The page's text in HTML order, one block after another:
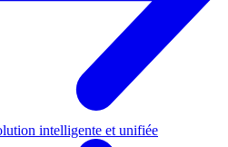
intelligente et unifiée